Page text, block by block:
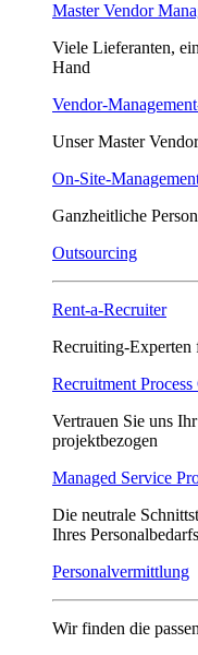
Master Vendor
Viele Lieferanten,
Hand
Vendor-
Unser Master
On-Site-
Ganzheitliche
Outsourcing
Rent-a-Recruiter
Recruiting-Experten
Recruitment
Vertrauen Sie uns
projektbezogen
Managed Service
Die neutrale
Ihres Personalbedarfs
Personalvermittlung
Wir finden die